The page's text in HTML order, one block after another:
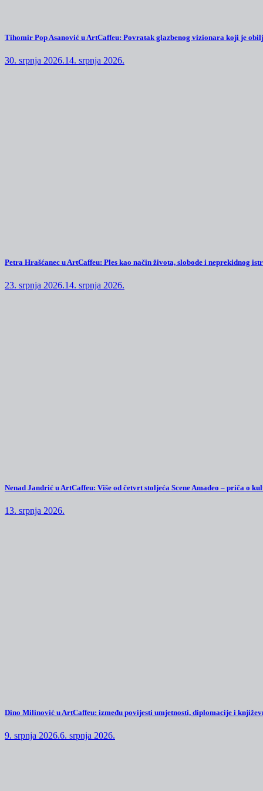
Tihomir Pop Asanović u ArtCaffeu: Povratak glazbenog vizionara koji je
30. srpnja 2026.14. srpnja 2026.
Petra Hrašćanec u ArtCaffeu: Ples kao način života, slobode i neprekidnog
23. srpnja 2026.14. srpnja 2026.
Nenad Jandrić u ArtCaffeu: Više od četvrt stoljeća Scene Amadeo – priča o
13. srpnja 2026.
Dino Milinović u ArtCaffeu: između povijesti umjetnosti, diplomacije i
9. srpnja 2026.6. srpnja 2026.